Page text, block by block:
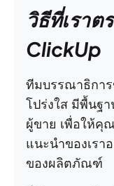
วิธีที่เรา
ClickUp
ทีมบรรณาธิการ
โปร่งใส มีพื้นฐ
ผู้ขาย เพื่อให้คุ
แนะนำของเร
ของผลิตภัณฑ์